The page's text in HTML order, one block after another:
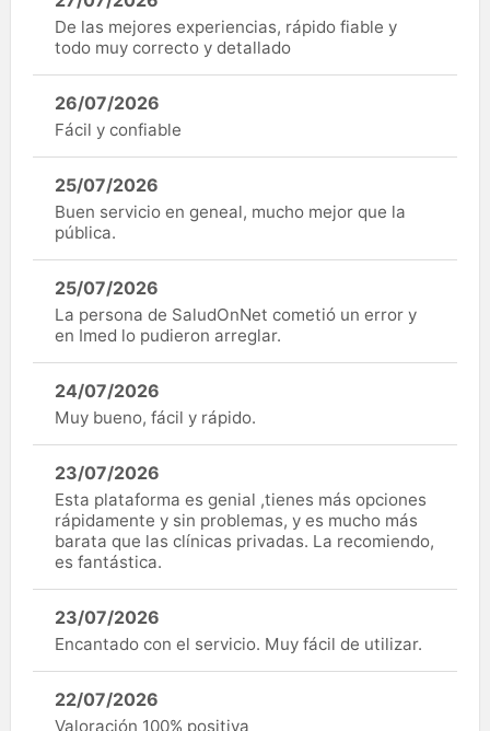
De las mejores experiencias, rápido fiable y
todo muy correcto y detallado
26/07/2026
Fácil y confiable
25/07/2026
Buen servicio en geneal, mucho mejor que la
pública.
25/07/2026
La persona de SaludOnNet cometió un error y
en Imed lo pudieron arreglar.
24/07/2026
Muy bueno, fácil y rápido.
23/07/2026
Esta plataforma es genial ,tienes más opciones
rápidamente y sin problemas, y es mucho más
barata que las clínicas privadas. La recomiendo,
es fantástica.
23/07/2026
Encantado con el servicio. Muy fácil de utilizar.
22/07/2026
Valoración 100% positiva